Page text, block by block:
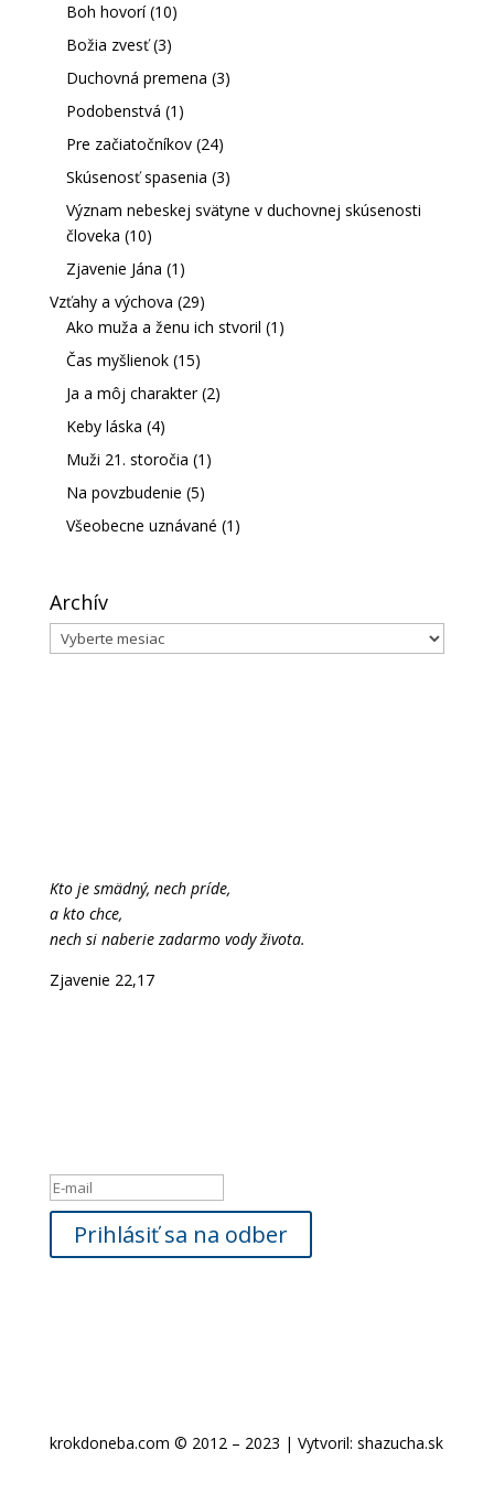
Boh hovorí(10)
Božia zvesť(3)
Duchovná premena (3)
Podobenstvá (1)
Pre začiatočníkov(24)
Skúsenosť spasenia (3)
Význam nebeskej svätyne v duchovnej skúsenosti
človeka (10)
Zjavenie Jána (1)
Vzťahy a výchova (29)
Ako muža a ženu ich stvoril (1)
Čas myšlienok(15)
Ja a môj charakter(2)
Keby láska (4)
Muži 21. storočia (1)
Na povzbudenie (5)
Všeobecne uznávané (1)
Archív
Archív
Kto je smädný, nech príde,
a kto chce,
nech si naberie zadarmo vody života.
Zjavenie 22,17
Prihlásiť sa na odber
krokdoneba.com © 2012 – 2023 | Vytvoril: shazucha.sk